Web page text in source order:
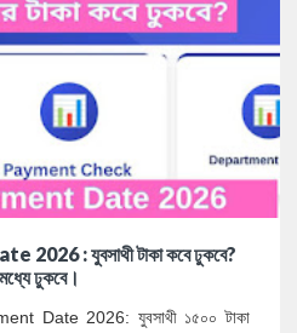
: যুবসাথী টাকা কবে ঢুকবে?
ঢুকবে।
Date 2026: যুবসাথী ১৫০০ টাকা